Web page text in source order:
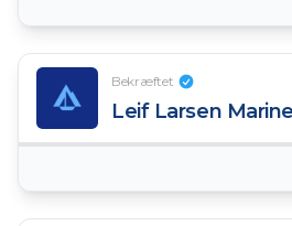
Bekræftet
Leif Larsen